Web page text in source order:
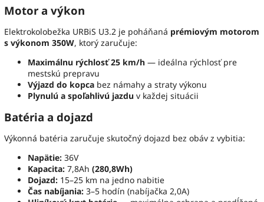
Motor a výkon
Elektrokolobežka URBiS U3.2 je poháňaná prémiovým motorom
s výkonom 350W, ktorý zaručuje:
Maximálnu rýchlosť 25 km/h — ideálna rýchlosť pre
mestskú prepravu
Výjazd do kopca bez námahy a straty výkonu
Plynulú a spoľahlivú jazdu v každej situácii
Batéria a dojazd
Výkonná batéria zaručuje skutočný dojazd bez obáv z vybitia:
Napätie: 36V
Kapacita: 7,8Ah (280,8Wh)
Dojazd: 15–25 km na jedno nabitie
Čas nabíjania: 3–5 hodín (nabíjačka 2,0A)